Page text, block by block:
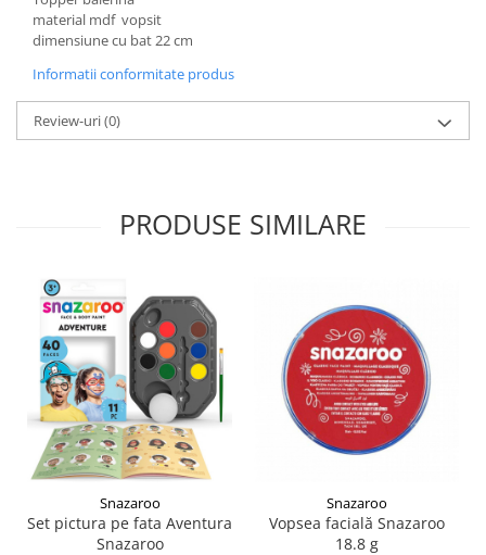
Cu stergere
Linere
Pixuri
Rollere
Stilouri
Lipici Lichid
Markere si Carioci
Carioci
Markere
Markere Acrilice
Markere creta lichida
Markere Evidentiatoare Highlighter
Markere Permanente
Markere Whiteboard
material mdf vopsit
dimensiune cu bat 22 cm
Informatii conformitate produs
Review-uri(0)
PRODUSE SIMILARE
Snazaroo
Set pictura pe fata Aventura
Snazaroo
Snazaroo
Vopsea facială Snazaroo
18.8 g